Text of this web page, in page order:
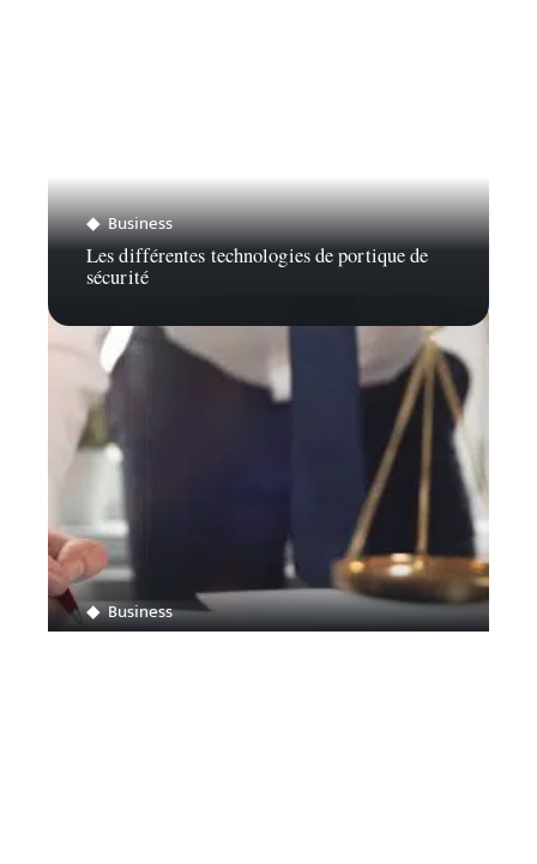
Business
Les différentes technologies de portique de
sécurité
Business